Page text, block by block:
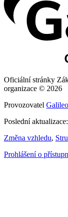
Oficiální stránky
organizace © 2026
Provozovatel
Poslední
Změna vzhledu,
Prohlášení o